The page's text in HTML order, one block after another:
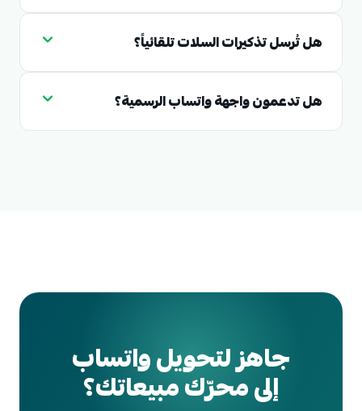
هل تُرسل تذكيرات السلات تلقائياً؟
هل تدعمون واجهة واتساب الرسمية؟
جاهز لتحويل واتساب
إلى محرّك مبيعاتك؟